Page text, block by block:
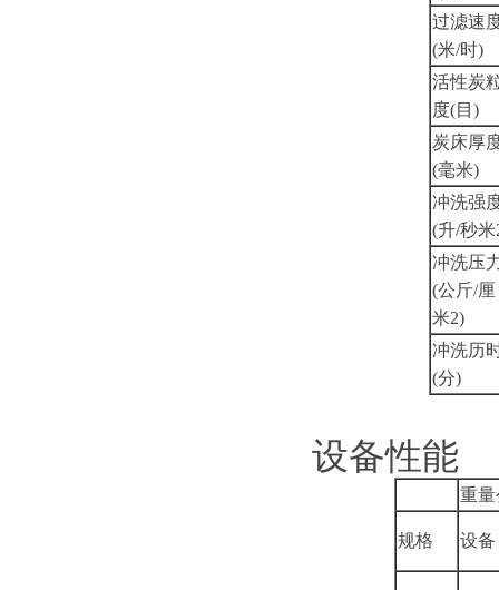
过滤速
(米/时)
活性炭
度(目)
炭床厚
(毫米)
冲洗强
(升/秒米
冲洗压
(公斤/厘
米2)
冲洗历
(分)
设备性能
重
规格 设备